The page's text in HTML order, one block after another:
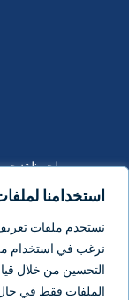
استخدامنا
نستخدم ملفات
نرغب في استخدام
التحسين من خلال
الملفات فقط في
ملحوظة:
مبيعات العقارات